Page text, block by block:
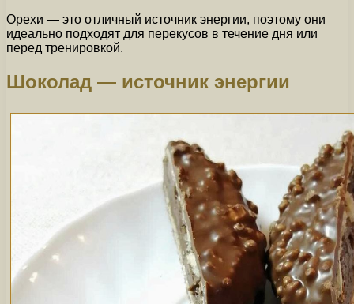
Орехи — это отличный источник энергии, поэтому они
идеально подходят для перекусов в течение дня или
перед тренировкой.
Шоколад — источник энергии